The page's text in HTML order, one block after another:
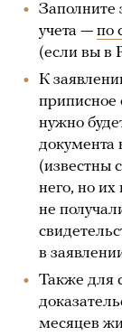
Заполните
учета — по
(если вы в
К
приписное
нужно
документа
(известны
него, но
не
в
Также для
месяцев